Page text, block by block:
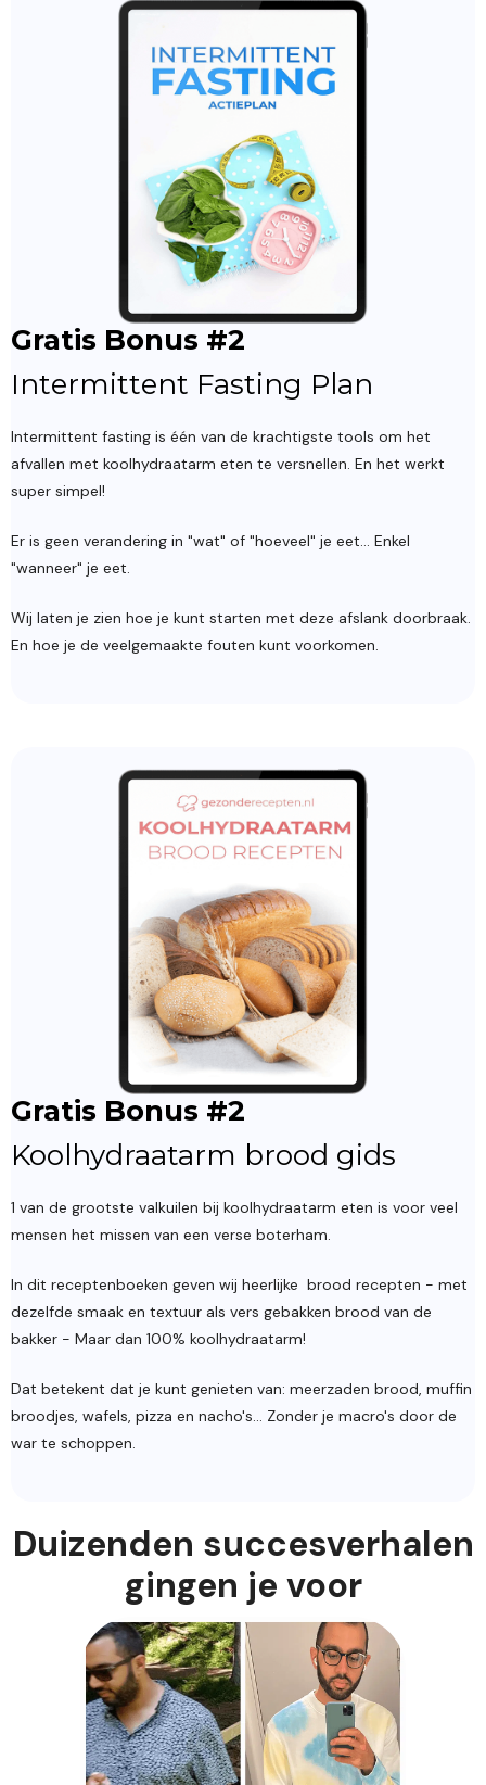
Gratis Bonus #2
Intermittent Fasting Plan
Intermittent fasting is één van de krachtigste tools om het
afvallen met koolhydraatarm eten te versnellen. En het werkt
super simpel!
Er is geen verandering in "wat" of "hoeveel" je eet... Enkel
"wanneer" je eet.
Wij laten je zien hoe je kunt starten met deze afslank doorbraak.
En hoe je de veelgemaakte fouten kunt voorkomen.
Gratis Bonus #2
Koolhydraatarm brood gids
1 van de grootste valkuilen bij koolhydraatarm eten is voor veel
mensen het missen van een verse boterham.
In dit receptenboeken geven wij heerlijke brood recepten - met
dezelfde smaak en textuur als vers gebakken brood van de
bakker - Maar dan 100% koolhydraatarm!
Dat betekent dat je kunt genieten van: meerzaden brood, muffin
broodjes, wafels, pizza en nacho's... Zonder je macro's door de
war te schoppen.
Duizenden succesverhalen
gingen je voor